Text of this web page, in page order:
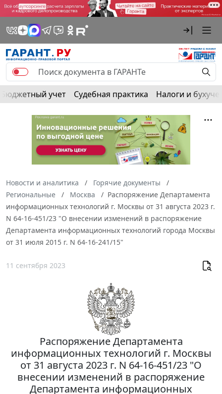
Бюджетный учет Судебная практика Налоги и
Новости и аналитика
Горячие документы
Региональные
Москва
Распоряжение Департамента
информационных технологий г. Москвы от 31 августа 2023 г.
N 64-16-451/23 "О внесении изменений в распоряжение
Департамента информационных технологий города Москвы
от 31 июля 2015 г. N 64-16-241/15"
11 сентября 2023
Распоряжение Департамента
информационных технологий г. Москвы
от 31 августа 2023 г. N 64-16-451/23 "О
внесении изменений в распоряжение
Департамента информационных